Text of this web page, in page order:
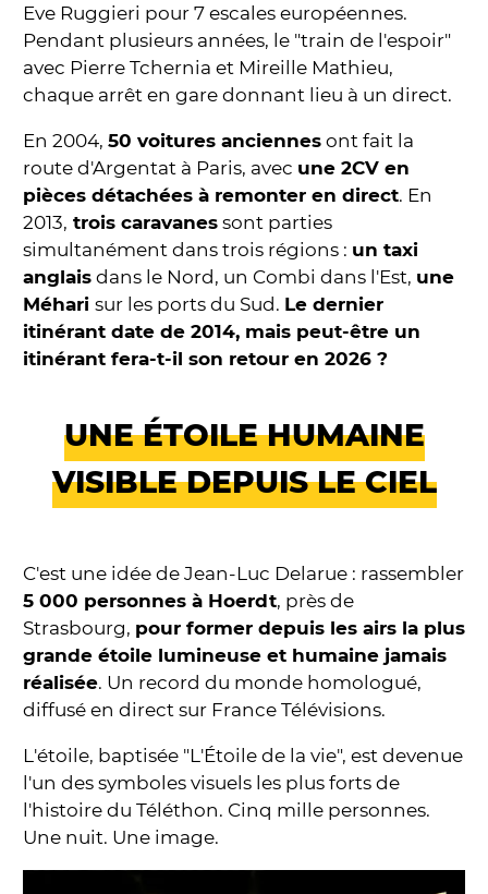
Eve Ruggieri pour 7 escales européennes.
Pendant plusieurs années, le "train de l'espoir"
avec Pierre Tchernia et Mireille Mathieu,
chaque arrêt en gare donnant lieu à un direct.
En 2004, 50 voitures anciennes ont fait la
route d'Argentat à Paris, avec une 2CV en
pièces détachées à remonter en direct. En
2013, trois caravanes sont parties
simultanément dans trois régions : un taxi
anglais dans le Nord, un Combi dans l'Est, une
Méhari sur les ports du Sud. Le dernier
itinérant date de 2014, mais peut-être un
itinérant fera-t-il son retour en 2026 ?
UNE ÉTOILE HUMAINE
VISIBLE DEPUIS LE CIEL
C'est une idée de Jean-Luc Delarue : rassembler
5 000 personnes à Hoerdt, près de
Strasbourg, pour former depuis les airs la plus
grande étoile lumineuse et humaine jamais
réalisée. Un record du monde homologué,
diffusé en direct sur France Télévisions.
L'étoile, baptisée "L'Étoile de la vie", est devenue
l'un des symboles visuels les plus forts de
l'histoire du Téléthon. Cinq mille personnes.
Une nuit. Une image.